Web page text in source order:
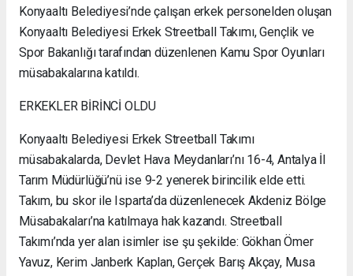
Konyaaltı Belediyesi’nde çalışan erkek personelden oluşan
Konyaaltı Belediyesi Erkek Streetball Takımı, Gençlik ve
Spor Bakanlığı tarafından düzenlenen Kamu Spor Oyunları
müsabakalarına katıldı.
ERKEKLER BİRİNCİ OLDU
Konyaaltı Belediyesi Erkek Streetball Takımı
müsabakalarda, Devlet Hava Meydanları’nı 16-4, Antalya İl
Tarım Müdürlüğü’nü ise 9-2 yenerek birincilik elde etti.
Takım, bu skor ile Isparta’da düzenlenecek Akdeniz Bölge
Müsabakaları’na katılmaya hak kazandı. Streetball
Takımı’nda yer alan isimler ise şu şekilde: Gökhan Ömer
Yavuz, Kerim Janberk Kaplan, Gerçek Barış Akçay, Musa